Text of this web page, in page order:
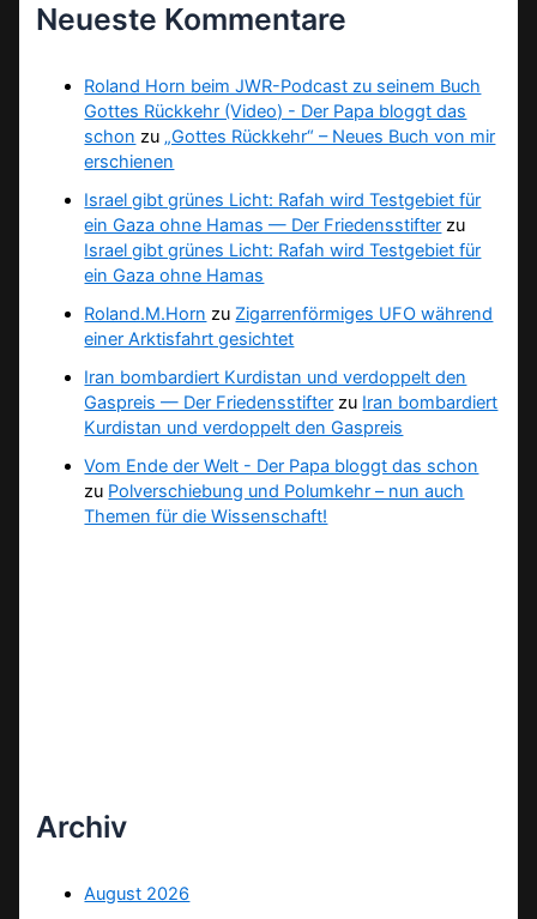
Neueste Kommentare
Roland Horn beim JWR-Podcast zu seinem Buch
Gottes Rückkehr (Video) - Der Papa bloggt das
schon zu „Gottes Rückkehr“ – Neues Buch von mir
erschienen
Israel gibt grünes Licht: Rafah wird Testgebiet für
ein Gaza ohne Hamas — Der Friedensstifter zu
Israel gibt grünes Licht: Rafah wird Testgebiet für
ein Gaza ohne Hamas
Roland.M.Horn zu Zigarrenförmiges UFO während
einer Arktisfahrt gesichtet
Iran bombardiert Kurdistan und verdoppelt den
Gaspreis — Der Friedensstifter zu Iran bombardiert
Kurdistan und verdoppelt den Gaspreis
Vom Ende der Welt - Der Papa bloggt das schon
zu Polverschiebung und Polumkehr – nun auch
Themen für die Wissenschaft!
Archiv
August 2026